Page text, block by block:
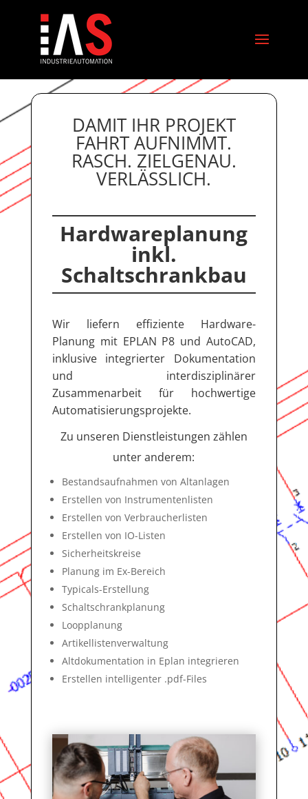
DAMIT IHR PROJEKT
FAHRT AUFNIMMT.
RASCH. ZIELGENAU.
VERLÄSSLICH.
Hardwareplanung
inkl.
Schaltschrankbau
Wir liefern effiziente Hardware-
Planung mit EPLAN P8 und AutoCAD,
inklusive integrierter Dokumentation
und interdisziplinärer
Zusammenarbeit für hochwertige
Automatisierungsprojekte.
Zu unseren Dienstleistungen zählen
unter anderem:
Bestandsaufnahmen von Altanlagen
Erstellen von Instrumentenlisten
Erstellen von Verbraucherlisten
Erstellen von IO-Listen
Sicherheitskreise
Planung im Ex-Bereich
Typicals-Erstellung
Schaltschrankplanung
Loopplanung
Artikellistenverwaltung
Altdokumentation in Eplan integrieren
Erstellen intelligenter .pdf-Files